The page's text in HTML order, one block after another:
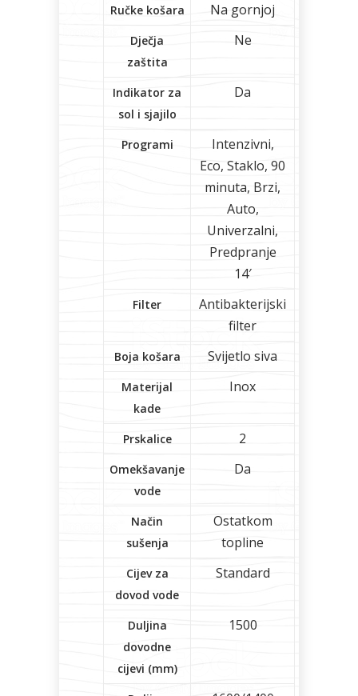
Ručke košara Na gornjoj
Dječja
zaštita
Ne
Indikator za
sol i sjajilo
Da
Programi
Intenzivni,
Eco, Staklo, 90
minuta, Brzi,
Auto,
Univerzalni,
Predpranje
14′
Filter
Antibakterijski
filter
Boja košara Svijetlo siva
Materijal
kade
Inox
Prskalice 2
Omekšavanje
vode
Da
Način
sušenja
Ostatkom
topline
Cijev za
dovod vode
Standard
Duljina
dovodne
cijevi (mm)
1500